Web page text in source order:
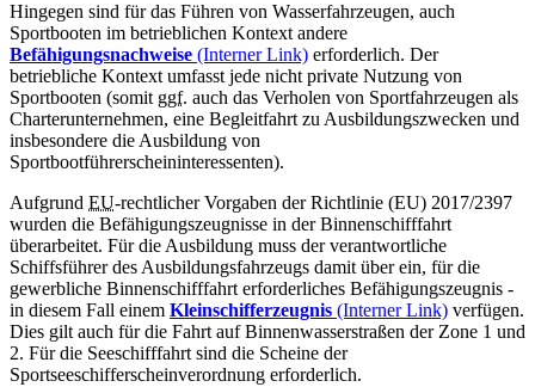
Hingegen sind für das Führen von Wasserfahrzeugen, auch
Sportbooten im betrieblichen Kontext andere
Befähigungsnachweise (Interner Link) erforderlich. Der
betriebliche Kontext umfasst jede nicht private Nutzung von
Sportbooten (somit ggf. auch das Verholen von Sportfahrzeugen als
Charterunternehmen, eine Begleitfahrt zu Ausbildungszwecken und
insbesondere die Ausbildung von
Sportbootführerscheininteressenten).
Aufgrund EU-rechtlicher Vorgaben der Richtlinie (EU) 2017/2397
wurden die Befähigungszeugnisse in der Binnenschifffahrt
überarbeitet. Für die Ausbildung muss der verantwortliche
Schiffsführer des Ausbildungsfahrzeugs damit über ein, für die
gewerbliche Binnenschifffahrt erforderliches Befähigungszeugnis -
in diesem Fall einem Kleinschifferzeugnis (Interner Link) verfügen.
Dies gilt auch für die Fahrt auf Binnenwasserstraßen der Zone 1 und
2. Für die Seeschifffahrt sind die Scheine der
Sportseeschifferscheinverordnung erforderlich.